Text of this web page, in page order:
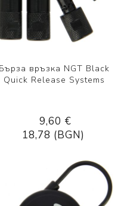
Бърза връзка NGT Black
Quick Release Systems
9,60 €
18,78 (BGN)